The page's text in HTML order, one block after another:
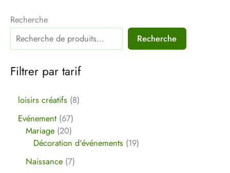
Recherche
Recherche
Filtrer par tarif
loisirs créatifs 8
Evénement 67
Mariage 20
Décoration d'événements 19
Naissance 7
Votre avis
Nom
E-mail*